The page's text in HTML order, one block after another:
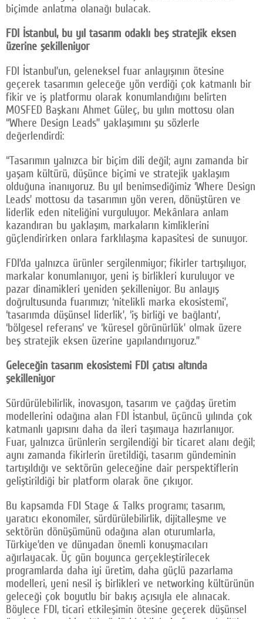
biçimde anlatma olanağı bulacak.
FDI İstanbul, bu yıl tasarım odaklı beş stratejik eksen
üzerine şekilleniyor
FDI İstanbul’un, geleneksel fuar anlayışının ötesine
geçerek tasarımın geleceğe yön verdiği çok katmanlı bir
fikir ve iş platformu olarak konumlandığını belirten
MOSFED Başkanı Ahmet Güleç, bu yılın mottosu olan
“Where Design Leads” yaklaşımını şu sözlerle
değerlendirdi:
“Tasarımın yalnızca bir biçim dili değil; aynı zamanda bir
yaşam kültürü, düşünce biçimi ve stratejik yaklaşım
olduğuna inanıyoruz. Bu yıl benimsediğimiz ‘Where Design
Leads’ mottosu da tasarımın yön veren, dönüştüren ve
liderlik eden niteliğini vurguluyor. Mekânlara anlam
kazandıran bu yaklaşım, markaların kimliklerini
güçlendirirken onlara farklılaşma kapasitesi de sunuyor.
FDI’da yalnızca ürünler sergilenmiyor; fikirler tartışılıyor,
markalar konumlanıyor, yeni iş birlikleri kuruluyor ve
pazar dinamikleri yeniden şekilleniyor. Bu anlayış
doğrultusunda fuarımızı; ‘nitelikli marka ekosistemi’,
‘tasarımda düşünsel liderlik’, ‘iş birliği ve bağlantı’,
‘bölgesel referans’ ve ‘küresel görünürlük’ olmak üzere
beş stratejik eksen üzerine yapılandırıyoruz.”
Geleceğin tasarım ekosistemi FDI çatısı altında
şekilleniyor
Sürdürülebilirlik, inovasyon, tasarım ve çağdaş üretim
modellerini odağına alan FDI İstanbul, üçüncü yılında çok
katmanlı yapısını daha da ileri taşımaya hazırlanıyor.
Fuar, yalnızca ürünlerin sergilendiği bir ticaret alanı değil;
aynı zamanda fikirlerin üretildiği, tasarım gündeminin
tartışıldığı ve sektörün geleceğine dair perspektiflerin
geliştirildiği bir platform olarak öne çıkıyor.
Bu kapsamda FDI Stage & Talks programı; tasarım,
yaratıcı ekonomiler, sürdürülebilirlik, dijitalleşme ve
sektörün dönüşümünü odağına alan oturumlarla,
Türkiye’den ve dünyadan önemli konuşmacıları
ağırlayacak. Üç gün boyunca gerçekleştirilecek
programlarda daha iyi üretim, daha güçlü pazarlama
modelleri, yeni nesil iş birlikleri ve networking kültürünün
geleceği çok boyutlu bir bakış açısıyla ele alınacak.
Böylece FDI, ticari etkileşimin ötesine geçerek düşünsel